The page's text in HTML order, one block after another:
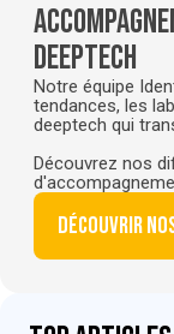
deeptech
Notre équipe
tendances, les
deeptech qui
Découvrez nos
Découvrir